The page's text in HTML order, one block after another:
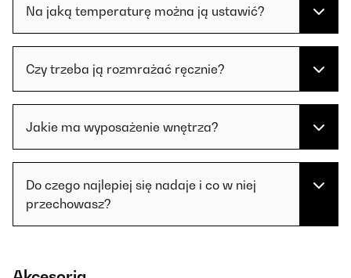
Na jaką temperaturę można ją ustawić?
Czy trzeba ją rozmrażać ręcznie?
Jakie ma wyposażenie wnętrza?
Do czego najlepiej się nadaje i co w niej
przechowasz?